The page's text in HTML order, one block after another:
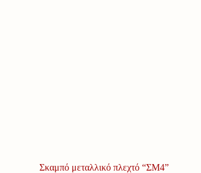
Σκαμπό μεταλλικό πλεχτό “ΣΜ4”